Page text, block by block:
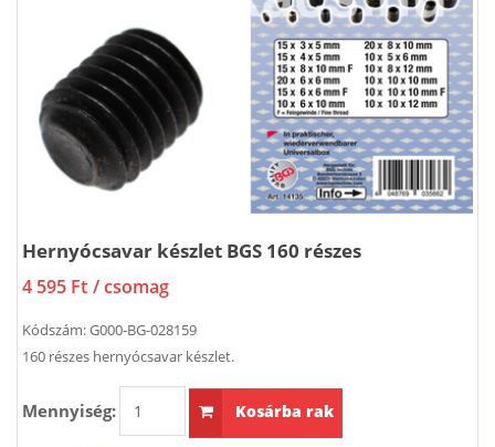
Hernyócsavar készlet BGS 160 részes
4 595 Ft / csomag
Kódszám:G000-BG-028159
160 részes hernyócsavar készlet.
Mennyiség: Kosárba rak